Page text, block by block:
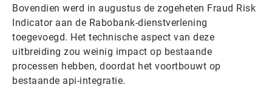
Bovendien werd in augustus de zogeheten Fraud Risk
Indicator aan de Rabobank-dienstverlening
toegevoegd. Het technische aspect van deze
uitbreiding zou weinig impact op bestaande
processen hebben, doordat het voortbouwt op
bestaande api-integratie.